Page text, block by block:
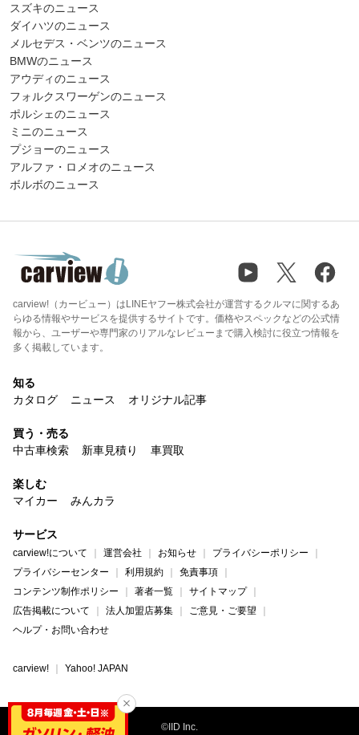
スズキのニュース
ダイハツのニュース
メルセデス・ベンツのニュース
BMWのニュース
アウディのニュース
フォルクスワーゲンのニュース
ポルシェのニュース
ミニのニュース
プジョーのニュース
アルファ・ロメオのニュース
ボルボのニュース
carview!（カービュー）はLINEヤフー株式会社が運営するクルマに関するあ
らゆる情報やサービスを提供するサイトです。価格やスペックなどの公式情
報から、ユーザーや専門家のリアルなレビューまで購入検討に役立つ情報を
多く掲載しています。
知る
カタログ
ニュース オリジナル記事
買う・売る
中古車検索
新車見積り 車買取
楽しむ
マイカー
みんカラ
サービス
carview!について 運営会社 お知らせ
プライバシーポリシー
プライバシーセンター
利用規約
免責事項
コンテンツ制作ポリシー
著者一覧
サイトマップ
広告掲載について
法人加盟店募集
ご意見・ご要望
ヘルプ・お問い合わせ
carview! Yahoo! JAPAN
©IID Inc.